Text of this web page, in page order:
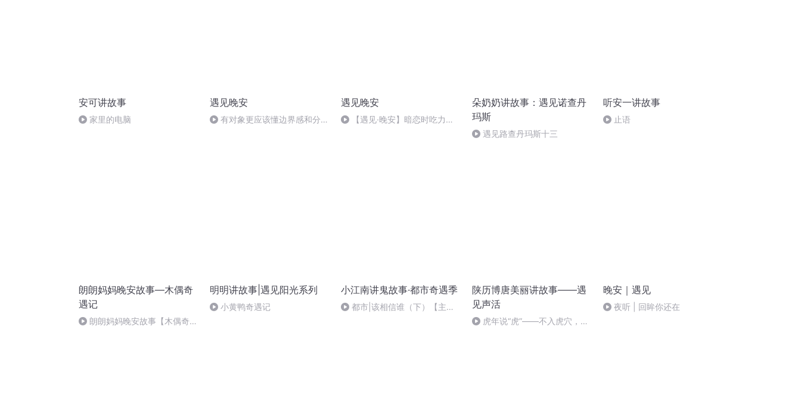
安可讲故事
家里的电脑
遇见晚安
有对象更应该懂边界感和分寸
遇见晚安
【遇见·晚安】暗恋时吃力不
朵奶奶讲故事：遇见诺查丹
玛斯
遇见路查丹玛斯十三
听安一讲故事
止语
朗朗妈妈晚安故事—木偶奇
遇记
朗朗妈妈晚安故事【木偶奇遇
明明讲故事|遇见阳光系列
小黄鸭奇遇记
小江南讲鬼故事·都市奇遇季
都市|该相信谁（下）【主播
陕历博唐美丽讲故事——遇
见声活
虎年说“虎”——不入虎穴，焉
晚安｜遇见
夜听 | 回眸你还在